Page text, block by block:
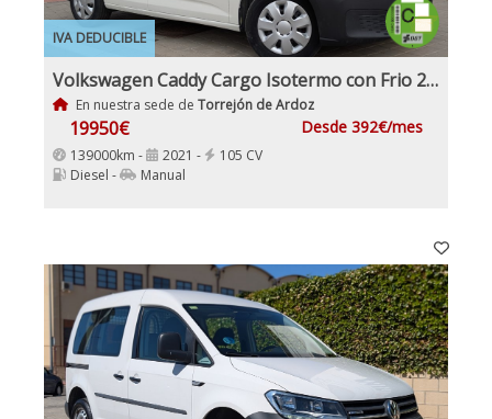
IVA DEDUCIBLE
Volkswagen Caddy Cargo Isotermo con Frio 2.0Tdi 102Cv Nuevo Modelo IVA y Garantía Inc Nacional
En nuestra sede de Torrejón de Ardoz
19950€ Desde 392€/mes
139000km - 2021 -
105 CV
Diesel -
Manual